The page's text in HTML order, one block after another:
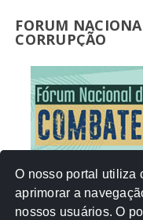
FORUM
CORRUPÇÃO
NUVEM DE TAGS
O nosso portal utiliza
aprimorar a
nossos usuários. O